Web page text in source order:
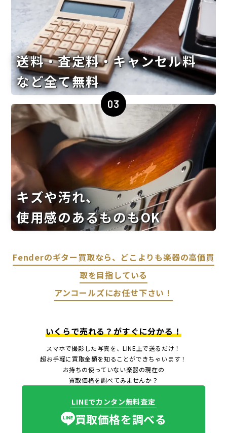
送料・査定料・キャンセル料
など全て無料
03
キズや汚れ、
使用感のあるものもOK
Fenderのギター買取なら、どこよりも楽器の高価買
取を目指している
アンコールズにお任せ下さい！
いくらで売れる？がすぐに分かる！
スマホで撮影した写真を、LINE上で送るだけ！
超お手軽に買取金額を知ることができちゃいます！
お持ちの使っていない楽器の現在の
買取価格を調べてみませんか？
LINEでカンタン無料査定
買取価格を調べる